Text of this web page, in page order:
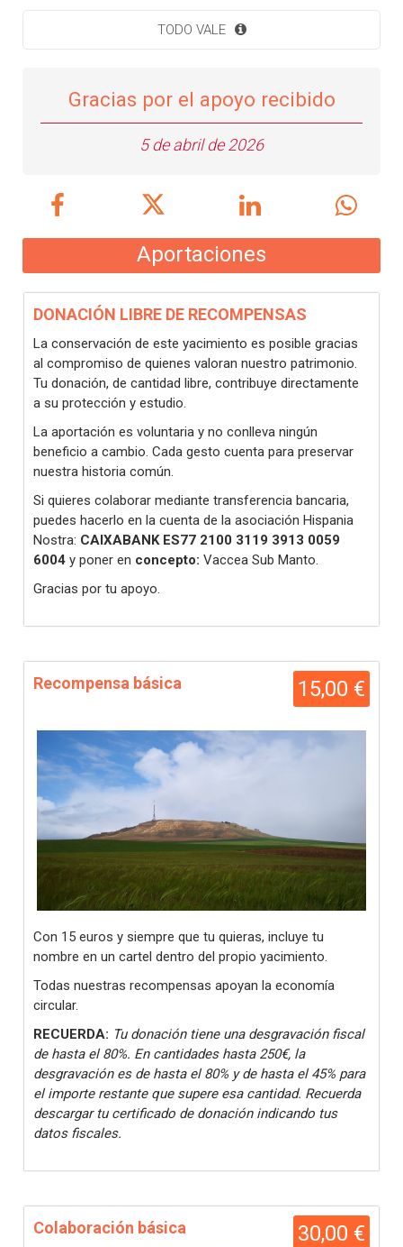
TODO VALE
Gracias por el apoyo recibido
5 de abril de 2026
Aportaciones
DONACIÓN LIBRE DE RECOMPENSAS
La conservación de este yacimiento es posible gracias
al compromiso de quienes valoran nuestro patrimonio.
Tu donación, de cantidad libre, contribuye directamente
a su protección y estudio.
La aportación es voluntaria y no conlleva ningún
beneficio a cambio. Cada gesto cuenta para preservar
nuestra historia común.
Si quieres colaborar mediante transferencia bancaria,
puedes hacerlo en la cuenta de la asociación Hispania
Nostra: CAIXABANK ES77 2100 3119 3913 0059
6004 y poner en concepto: Vaccea Sub Manto.
Gracias por tu apoyo.
15,00 €
Recompensa básica
Con 15 euros y siempre que tu quieras, incluye tu
nombre en un cartel dentro del propio yacimiento.
Todas nuestras recompensas apoyan la economía
circular.
RECUERDA: Tu donación tiene una desgravación fiscal
de hasta el 80%. En cantidades hasta 250€, la
desgravación es de hasta el 80% y de hasta el 45% para
el importe restante que supere esa cantidad. Recuerda
descargar tu certificado de donación indicando tus
datos fiscales.
30,00 €
Colaboración básica